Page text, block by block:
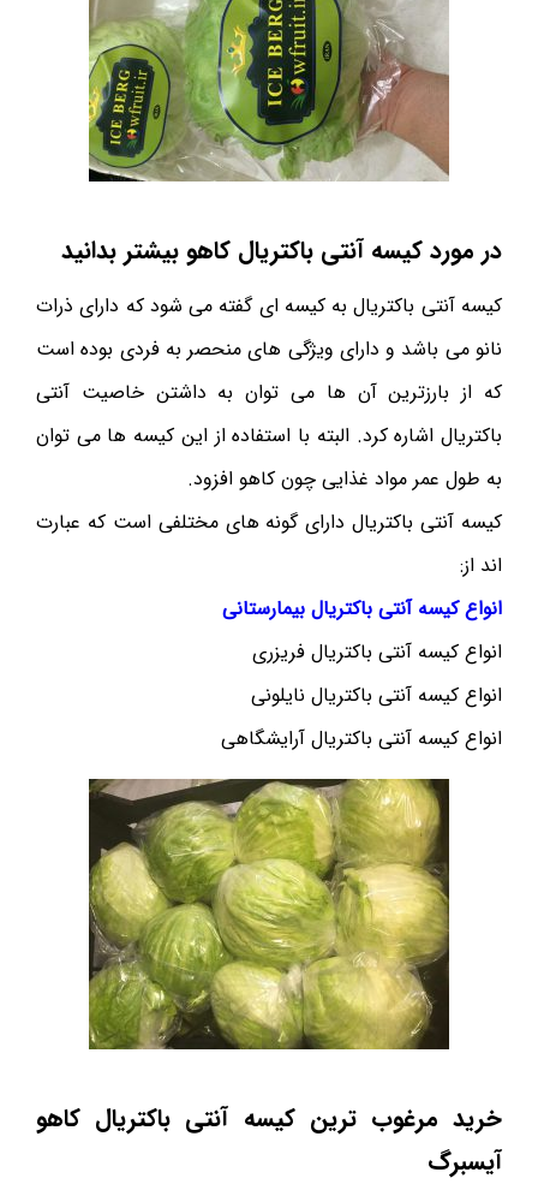
در مورد کیسه آنتی باکتریال کاهو بیشتر بدانید
کیسه آنتی باکتریال به کیسه ای گفته می شود که دارای ذرات
نانو می باشد و دارای ویژگی های منحصر به فردی بوده است
که از بارزترین آن ها می توان به داشتن خاصیت آنتی
باکتریال اشاره کرد. البته با استفاده از این کیسه ها می توان
به طول عمر مواد غذایی چون کاهو افزود.
کیسه آنتی باکتریال دارای گونه های مختلفی است که عبارت
اند از:
انواع کیسه آنتی باکتریال بیمارستانی
انواع کیسه آنتی باکتریال فریزری
انواع کیسه آنتی باکتریال نایلونی
انواع کیسه آنتی باکتریال آرایشگاهی
خرید مرغوب ترین کیسه آنتی باکتریال کاهو
آیسبرگ